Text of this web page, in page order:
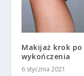
Makijaż krok
wykończenia
6 stycznia 2021